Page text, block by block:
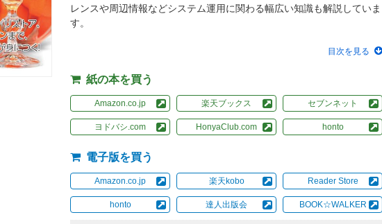
レンスや周辺情報などシステム運用に関わる幅広い知識も解説していま
す。
目次を見る
紙の本を買う
Amazon.co.jp 楽天ブックス セブンネット
ヨドバシ.com HonyaClub.com honto
電子版を買う
Amazon.co.jp 楽天kobo Reader Store
honto 達人出版会 BOOK☆WALKER